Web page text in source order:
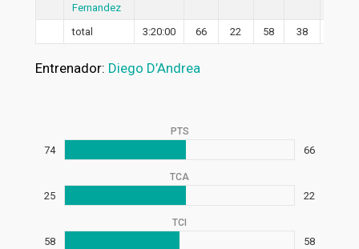
Fernandez
total 3:20:00 66 22 58 38
Entrenador: Diego D’Andrea
PTS
74 66
TCA
25 22
TCI
58 58